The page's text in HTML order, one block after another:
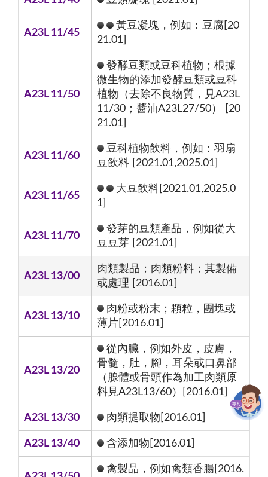
A23L 11/45
黃豆凝塊，例如：豆腐[20
21.01]
A23L 11/50
發酵豆類或豆科植物；根據
微生物的添加發酵豆類或豆科
植物（去除不良物質，見A23L
11/30；醬油A23L27/50） [20
21.01]
A23L 11/60
豆科植物飲料，例如：羽扇
豆飲料 [2021.01,2025.01]
A23L 11/65
大豆飲料[2021.01,2025.0
1]
A23L 11/70
發芽的豆類產品，例如從大
豆豆芽 [2021.01]
A23L 13/00
肉類製品；肉類粉料；其製備
或處理 [2016.01]
A23L 13/10
肉粉或粉末；顆粒，團塊或
薄片[2016.01]
A23L 13/20
從內臟，例如外皮，皮膚，
骨髓，肚，腳，耳朵或口鼻部
（腺體或骨頭作為加工肉類原
料見A23L13/60）[2016.01]
A23L 13/30 肉類提取物[2016.01]
A23L 13/40 含添加物[2016.01]
禽製品，例如禽類香腸[2016.